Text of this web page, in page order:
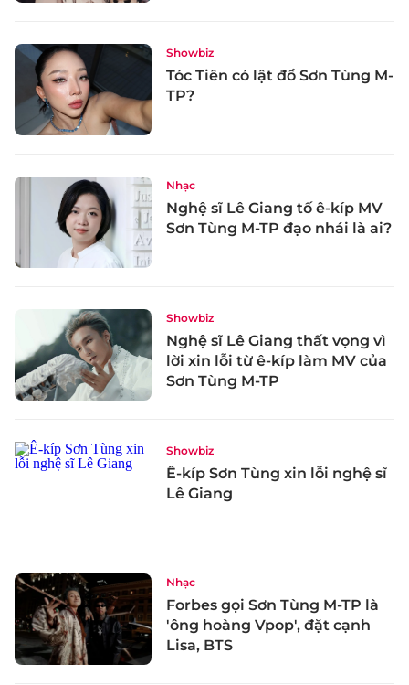
Showbiz
Tóc Tiên có lật đổ Sơn Tùng M-
TP?
Nhạc
Nghệ sĩ Lê Giang tố ê-kíp MV
Sơn Tùng M-TP đạo nhái là ai?
Showbiz
Nghệ sĩ Lê Giang thất vọng vì
lời xin lỗi từ ê-kíp làm MV của
Sơn Tùng M-TP
Showbiz
Ê-kíp Sơn Tùng xin lỗi nghệ sĩ
Lê Giang
Nhạc
Forbes gọi Sơn Tùng M-TP là
'ông hoàng Vpop', đặt cạnh
Lisa, BTS